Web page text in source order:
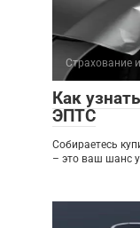
Страхование
Как
ЭПТС
Собираетесь
– это ваш шанс